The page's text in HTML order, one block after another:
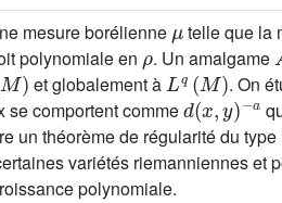
mesure borélienne
μ
telle que la
polynomiale en
ρ
. Un amalgame
)
et globalement à
Lq(M)
. On
se comportent comme
d(x,y)-a
un théorème de régularité du
variétés riemanniennes et
polynomiale.